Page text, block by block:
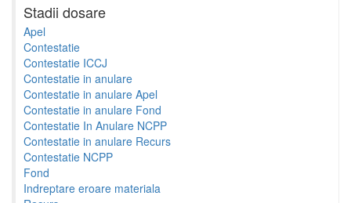
Stadii dosare
Apel
Contestatie
Contestatie ICCJ
Contestatie in anulare
Contestatie in anulare Apel
Contestatie in anulare Fond
Contestatie In Anulare NCPP
Contestatie in anulare Recurs
Contestatie NCPP
Fond
Indreptare eroare materiala